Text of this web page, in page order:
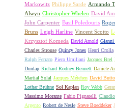
Markowitz Philippe Sarde Armando
Alwyn Christopher Whelen David
John Carpenter Basil Poledouris
Bruns Leigh Harline Vincent Scotto
Krzysztof Komeda David Arnold Gianni
Charles Strouse Quincy Jones Henri Crolla
Ralph Ferraro Piero Umiliani Jacques Brel
Dunlap Richard Rodney Bennett Daniele
Martial Solal Jacques Métehen David
Lothar Brühne Sol Kaplan Roy Webb
Massimo Morante Fabio Pignatelli
Argento Robert de Nesle Steve Boeddeker